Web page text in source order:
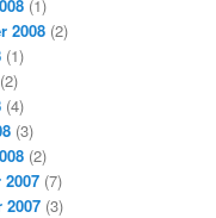
(1)
2008 (2)
(1)
(2)
(4)
(3)
(2)
2007 (7)
2007 (3)